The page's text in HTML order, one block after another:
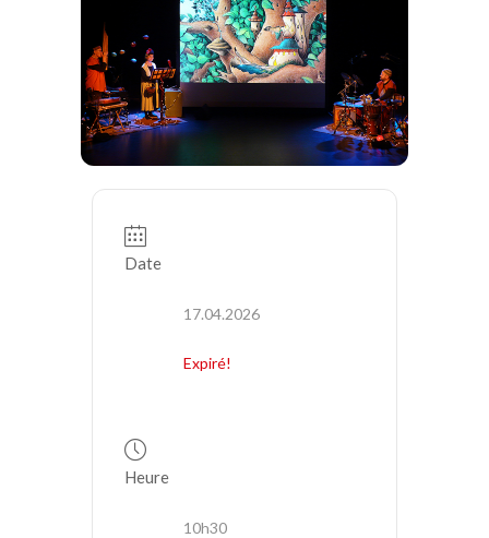
Date
17.04.2026
Expiré!
Heure
10h30